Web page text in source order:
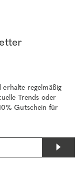
regelmäßig
Trends oder
Gutschein für